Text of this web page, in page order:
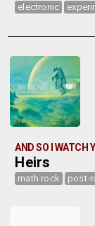
electronic
AND SO I WATCH
Heirs
math rock post-